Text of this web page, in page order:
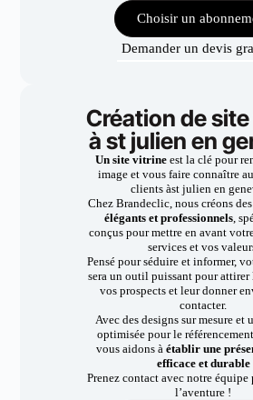
Choisir un
Demander un devis
Création de
à st julien en
Un site vitrineest la clé pour
image et vous faire connaître
clients àst julien en
Chez Brandeclic, nous créons des
élégants et professionnels,
conçus pour mettre en avant
services et vos
Pensé pour séduire et informer,
sera un outil puissant pour attirer
vos prospects et leur donner
contacter.
Avec des designs sur mesure et
optimisée pour le
vous aidons à établir une
efficace et durable
Prenez contact avec notre équipe
l’aventure !